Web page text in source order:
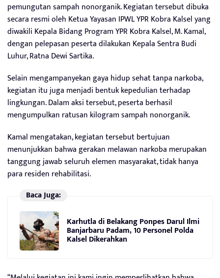
pemungutan sampah nonorganik. Kegiatan tersebut dibuka
secara resmi oleh Ketua Yayasan IPWL YPR Kobra Kalsel yang
diwakili Kepala Bidang Program YPR Kobra Kalsel, M. Kamal,
dengan pelepasan peserta dilakukan Kepala Sentra Budi
Luhur, Ratna Dewi Sartika.
Selain mengampanyekan gaya hidup sehat tanpa narkoba,
kegiatan itu juga menjadi bentuk kepedulian terhadap
lingkungan. Dalam aksi tersebut, peserta berhasil
mengumpulkan ratusan kilogram sampah nonorganik.
Kamal mengatakan, kegiatan tersebut bertujuan
menunjukkan bahwa gerakan melawan narkoba merupakan
tanggung jawab seluruh elemen masyarakat, tidak hanya
para residen rehabilitasi.
Baca Juga:
Karhutla di Belakang Ponpes Darul Ilmi
Banjarbaru Padam, 10 Personel Polda
Kalsel Dikerahkan